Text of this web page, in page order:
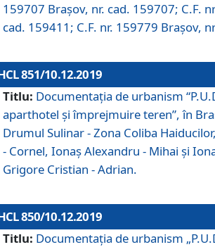
159707 Brașov, nr. cad. 159707; C.F.
cad. 159411; C.F. nr. 159779 Brașov,
851/10.12.2019
Titlu: Documentaţia de urbanism
aparthotel şi împrejmuire teren”, în
Drumul Sulinar - Zona Coliba
- Cornel, Ionaş Alexandru - Mihai şi
Grigore Cristian - Adrian.
850/10.12.2019
Titlu: Documentaţia de urbanism